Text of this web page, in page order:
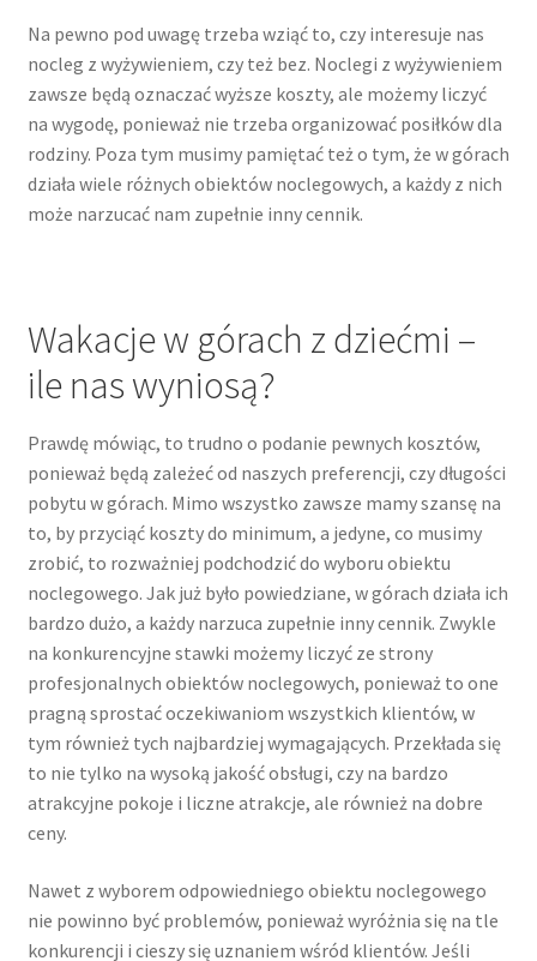
Na pewno pod uwagę trzeba wziąć to, czy interesuje nas
nocleg z wyżywieniem, czy też bez. Noclegi z wyżywieniem
zawsze będą oznaczać wyższe koszty, ale możemy liczyć
na wygodę, ponieważ nie trzeba organizować posiłków dla
rodziny. Poza tym musimy pamiętać też o tym, że w górach
działa wiele różnych obiektów noclegowych, a każdy z nich
może narzucać nam zupełnie inny cennik.
Wakacje w górach z dziećmi –
ile nas wyniosą?
Prawdę mówiąc, to trudno o podanie pewnych kosztów,
ponieważ będą zależeć od naszych preferencji, czy długości
pobytu w górach. Mimo wszystko zawsze mamy szansę na
to, by przyciąć koszty do minimum, a jedyne, co musimy
zrobić, to rozważniej podchodzić do wyboru obiektu
noclegowego. Jak już było powiedziane, w górach działa ich
bardzo dużo, a każdy narzuca zupełnie inny cennik. Zwykle
na konkurencyjne stawki możemy liczyć ze strony
profesjonalnych obiektów noclegowych, ponieważ to one
pragną sprostać oczekiwaniom wszystkich klientów, w
tym również tych najbardziej wymagających. Przekłada się
to nie tylko na wysoką jakość obsługi, czy na bardzo
atrakcyjne pokoje i liczne atrakcje, ale również na dobre
ceny.
Nawet z wyborem odpowiedniego obiektu noclegowego
nie powinno być problemów, ponieważ wyróżnia się na tle
konkurencji i cieszy się uznaniem wśród klientów. Jeśli